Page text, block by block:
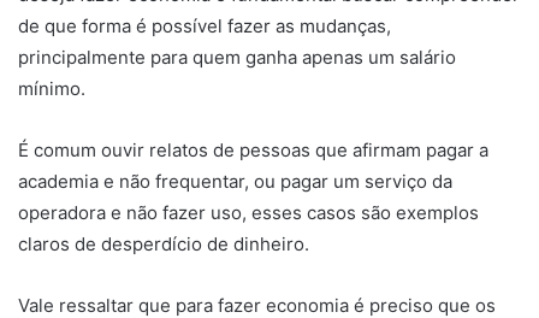
de que forma é possível fazer as mudanças,
principalmente para quem ganha apenas um salário
mínimo.
É comum ouvir relatos de pessoas que afirmam pagar a
academia e não frequentar, ou pagar um serviço da
operadora e não fazer uso, esses casos são exemplos
claros de desperdício de dinheiro.
Vale ressaltar que para fazer economia é preciso que os